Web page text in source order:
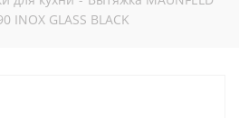
INOX GLASS BLACK